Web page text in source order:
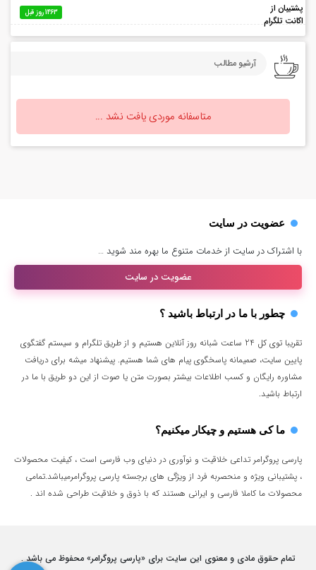
1463 روز قبل
آرشیو مطالب
متاسفانه موردی یافت نشد ...
عضویت در سایت
با اشتراک در سایت از خدمات متنوع ما بهره مند شوید …
عضویت در سایت
چطور با ما در ارتباط باشید ؟
تقریبا توی کل 24 ساعت شبانه روز آنلاین هستیم و از طریق تلگرام و سیستم گفتگوی
پایین سایت، صمیمانه پاسخگوی پیام های شما هستیم. پیشنهاد میشه برای دریافت
مشاوره رایگان و کسب اطلاعات بیشتر بصورت متن یا صوت از این دو طریق با ما در
ارتباط باشید.
ما کی هستیم و چیکار میکنیم؟
پارسی پروگرامر تداعی خلاقیت و نوآوری در دنیای وب فارسی است ، کیفیت محصولات
، پشتیبانی ویژه و منحصربه فرد از ویژگی های برجسته پارسی پروگرامرمیباشد.تمامی
محصولات ما کاملا فارسی و ایرانی هستند که با ذوق و خلاقیت طراحی شده اند .
تمام حقوق مادی و معنوی این سایت برای «پارسی پروگرامر» محفوظ می باشد .